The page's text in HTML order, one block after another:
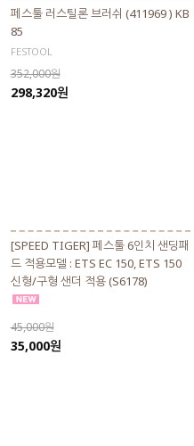
페스툴 러스틸론 브러쉬 (411969 ) KB
85
FESTOOL
352,000원
298,320원
[SPEED TIGER] 페스툴 6인치 샌딩패
드 적용모델 : ETS EC 150, ETS 150
신형/구형 샌더 적용 (S6178)
45,000원
35,000원